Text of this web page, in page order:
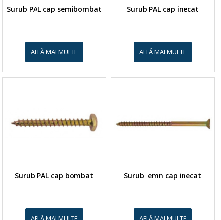
Surub PAL cap semibombat
AFLĂ MAI MULTE
Surub PAL cap inecat
AFLĂ MAI MULTE
Surub PAL cap bombat
AFLĂ MAI MULTE
Surub lemn cap inecat
AFLĂ MAI MULTE